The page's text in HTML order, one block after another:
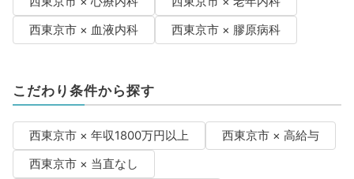
西東京市 × 血液内科
西東京市 × 膠原病科
こだわり条件から探す
西東京市 × 年収1800万円以上
西東京市 × 高給与
西東京市 × 当直なし